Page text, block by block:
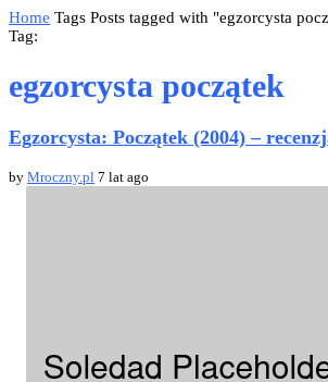
Home Tags Posts tagged with "egzorcysta
Tag:
egzorcysta początek
Egzorcysta: Początek (2004) –
by Mroczny.pl 7 lat ago